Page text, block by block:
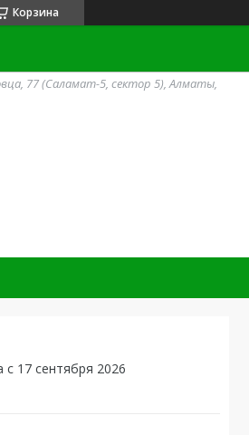
Корзина
77 (Саламат-5, сектор 5), Алматы,
с 17 сентября 2026